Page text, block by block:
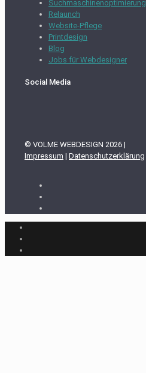
Suchmaschinenoptimierung
Relaunch
Website-Pflege
Printdesign
Blog
Jobs für Webdesigner
Social Media
© VOLME WEBDESIGN 2026 |
Impressum | Datenschutzerklärung